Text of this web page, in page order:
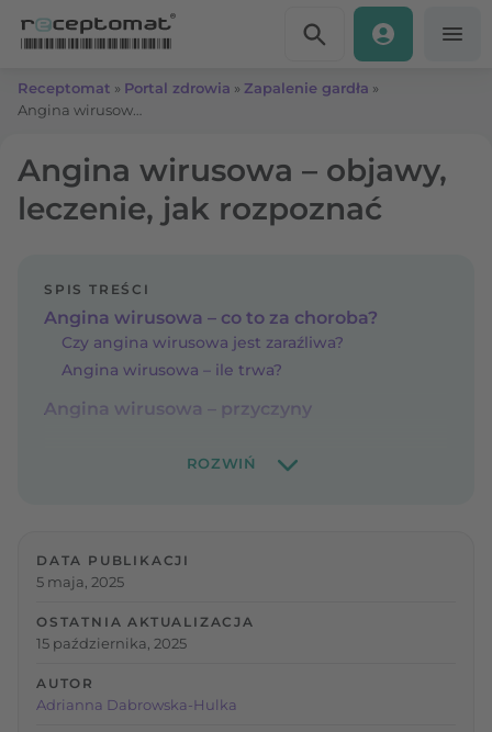
Receptomat » Portal zdrowia » Zapalenie gardła »
Angina wirusowa – objawy,
leczenie, jak rozpoznać
SPIS TREŚCI
Angina wirusowa – co to za choroba?
Czy angina wirusowa jest zaraźliwa?
Angina wirusowa – ile trwa?
Angina wirusowa – przyczyny
DATA PUBLIKACJI
5 maja, 2025
OSTATNIA AKTUALIZACJA
15 października, 2025
AUTOR
Adrianna Dabrowska-Hulka